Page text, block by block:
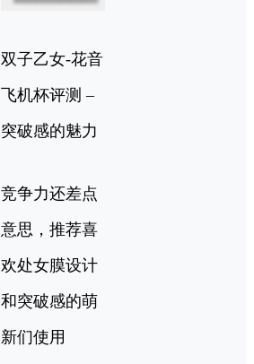
双子乙女-花音
飞机杯评测 –
突破感的魅力
竞争力还差点
意思，推荐喜
欢处女膜设计
和突破感的萌
新们使用